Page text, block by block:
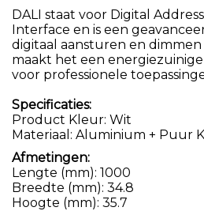
DALI staat voor Digital
Interface en is een
digitaal aansturen en
maakt het een
voor professionele
Specificaties:
Product Kleur: Wit
Materiaal: Aluminium + Puur
Afmetingen:
Lengte (mm): 1000
Breedte (mm): 34.8
Hoogte (mm): 35.7